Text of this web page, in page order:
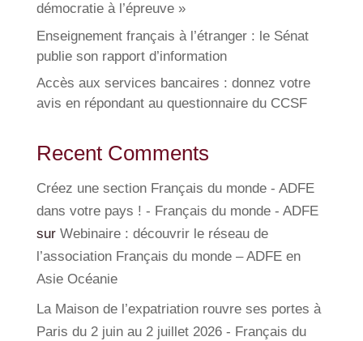
démocratie à l’épreuve »
Enseignement français à l’étranger : le Sénat
publie son rapport d’information
Accès aux services bancaires : donnez votre
avis en répondant au questionnaire du CCSF
Recent Comments
Créez une section Français du monde - ADFE
dans votre pays ! - Français du monde - ADFE
sur Webinaire : découvrir le réseau de
l’association Français du monde – ADFE en
Asie Océanie
La Maison de l’expatriation rouvre ses portes à
Paris du 2 juin au 2 juillet 2026 - Français du